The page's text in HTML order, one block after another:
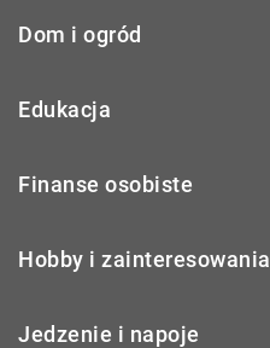
Dom i ogród
Edukacja
Finanse osobiste
Hobby i zainteresowania
Jedzenie i napoje